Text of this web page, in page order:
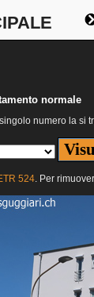
normale
numero la si
524. Per